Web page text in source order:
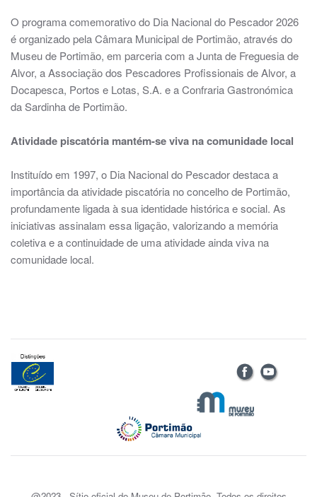
O programa comemorativo do Dia Nacional do Pescador 2026
é organizado pela Câmara Municipal de Portimão, através do
Museu de Portimão, em parceria com a Junta de Freguesia de
Alvor, a Associação dos Pescadores Profissionais de Alvor, a
Docapesca, Portos e Lotas, S.A. e a Confraria Gastronómica
da Sardinha de Portimão.
Atividade piscatória mantém-se viva na comunidade local
Instituído em 1997, o Dia Nacional do Pescador destaca a
importância da atividade piscatória no concelho de Portimão,
profundamente ligada à sua identidade histórica e social. As
iniciativas assinalam essa ligação, valorizando a memória
coletiva e a continuidade de uma atividade ainda viva na
comunidade local.